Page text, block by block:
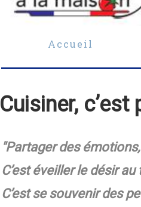
Accueil
Cuisiner, c’est
"Partager des
C’est éveiller le désir
C’est se souvenir des